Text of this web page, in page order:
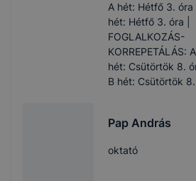
A hét: Hétfő 3. óra
hét: Hétfő 3. óra |
FOGLALKOZÁS-
KORREPETÁLÁS: A
hét: Csütörtök 8.
B hét: Csütörtök
Pap András
oktató